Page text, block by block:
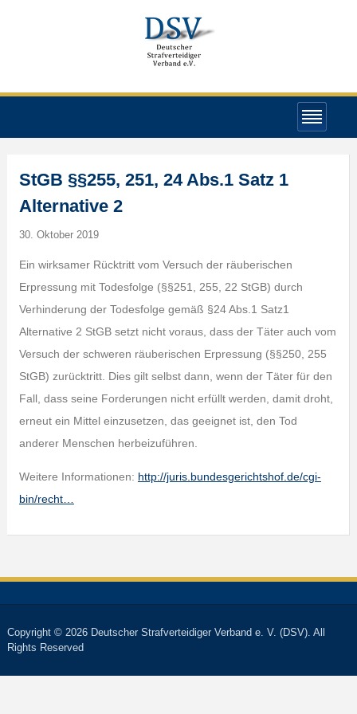
StGB §§255, 251, 24 Abs.1 Satz 1
Alternative 2
30. Oktober 2019
Ein wirksamer Rücktritt vom Versuch der räuberischen
Erpressung mit Todesfolge (§§251, 255, 22 StGB) durch
Verhinderung der Todesfolge gemäß §24 Abs.1 Satz1
Alternative 2 StGB setzt nicht voraus, dass der Täter auch vom
Versuch der schweren räuberischen Erpressung (§§250, 255
StGB) zurücktritt. Dies gilt selbst dann, wenn der Täter für den
Fall, dass seine Forderungen nicht erfüllt werden, damit droht,
erneut ein Mittel einzusetzen, das geeignet ist, den Tod
anderer Menschen herbeizuführen.
Weitere Informationen: http://juris.bundesgerichtshof.de/cgi-
bin/recht…
Copyright © 2026 Deutscher Strafverteidiger Verband e. V. (DSV). All
Rights Reserved